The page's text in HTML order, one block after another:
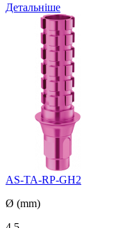
Детальніше
AS-TA-RP-GH2
Ø (mm)